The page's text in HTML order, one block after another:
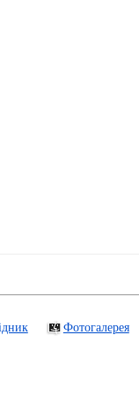
Фотогалерея